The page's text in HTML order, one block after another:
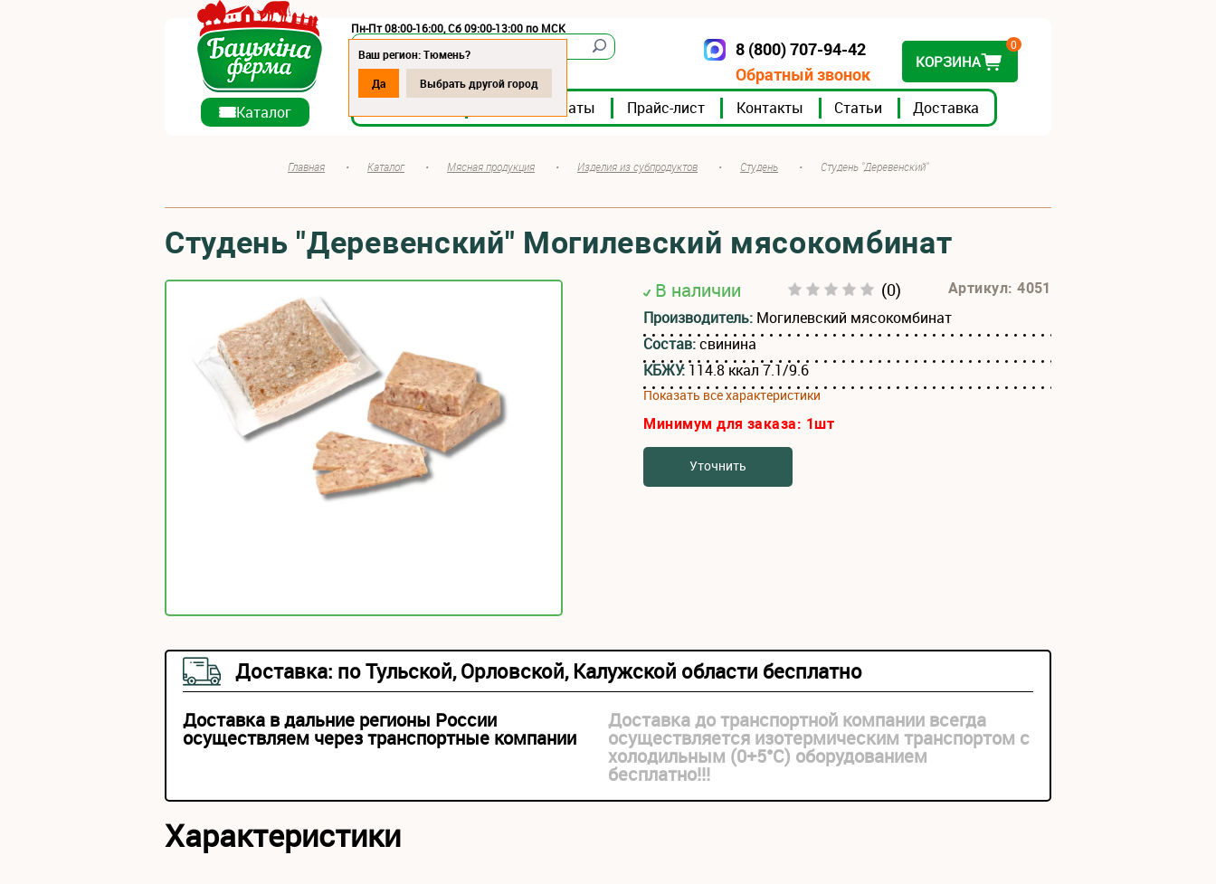
Пн-Пт 08:00-16:00, Сб 09:00-13:00 по МСК
Мясокомбинаты Прайс-лист Контакты Статьи Доставка
8 (800) 707-94-42
Обратный звонок
КОРЗИНА
0
Ваш регион: Тюмень?
Да
Выбрать другой город
Каталог
Главная • Каталог • Мясная продукция • Изделия из субпродуктов • Студень • Студень "Деревенский"
Студень "Деревенский" Могилевский мясокомбинат
В наличии (0) Артикул: 4051
Производитель: Могилевский мясокомбинат
Состав:свинина
КБЖУ: 114.8 ккал 7.1/9.6
Показать все характеристики
Минимум для заказа: 1шт
Уточнить
Доставка: по Тульской, Орловской, Калужской области бесплатно
Доставка в дальние регионы России
осуществляем через транспортные компании
Доставка до транспортной компании всегда
осуществляется изотермическим транспортом с
холодильным (0+5°С) оборудованием
бесплатно!!!
Характеристики